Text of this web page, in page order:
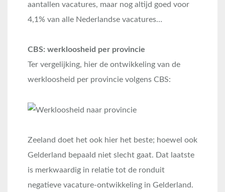
aantallen vacatures, maar nog altijd goed voor
4,1% van alle Nederlandse vacatures…
CBS: werkloosheid per provincie
Ter vergelijking, hier de ontwikkeling van de
werkloosheid per provincie volgens CBS:
Zeeland doet het ook hier het beste; hoewel ook
Gelderland bepaald niet slecht gaat. Dat laatste
is merkwaardig in relatie tot de ronduit
negatieve vacature-ontwikkeling in Gelderland.